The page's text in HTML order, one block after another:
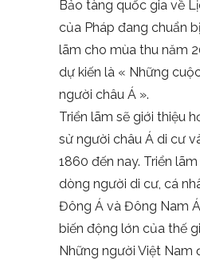
Bảo tàng quốc gia về
của Pháp đang chuẩn
lãm cho mùa thu năm
dự kiến là « Những
người châu Á ».
Triển lãm sẽ giới thiệu
sử người châu Á di cư
1860 đến nay. Triển
dòng người di cư, cá
Đông Á và Đông Nam
biến động lớn của thế
Những người Việt Nam